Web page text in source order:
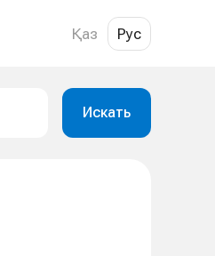
Қаз Рус
Искать